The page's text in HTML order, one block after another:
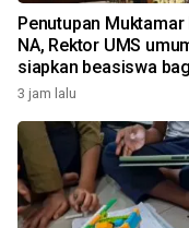
Penutupan Muktamar
NA, Rektor UMS
siapkan beasiswa
kader Nasyiatul
3 jam lalu